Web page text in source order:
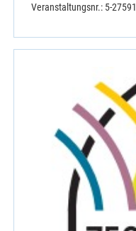
Veranstaltungsnr.: 5-27591